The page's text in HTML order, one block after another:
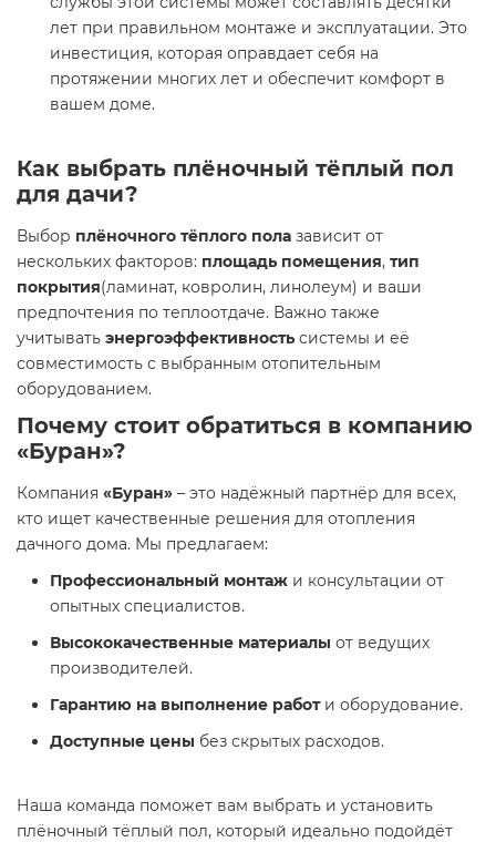
лет при правильном монтаже и эксплуатации. Это
инвестиция, которая оправдает себя на
протяжении многих лет и обеспечит комфорт в
вашем доме.
Как выбрать плёночный тёплый пол
для дачи?
Выбор плёночного тёплого пола зависит от
нескольких факторов: площадь помещения, тип
покрытия(ламинат, ковролин, линолеум) и ваши
предпочтения по теплоотдаче. Важно также
учитывать энергоэффективность системы и её
совместимость с выбранным отопительным
оборудованием.
Почему стоит обратиться в компанию
«Буран»?
Компания «Буран» – это надёжный партнёр для всех,
кто ищет качественные решения для отопления
дачного дома. Мы предлагаем:
Профессиональный монтаж и консультации от
опытных специалистов.
Высококачественные материалы от ведущих
производителей.
Гарантию на выполнение работи оборудование.
Доступные цены без скрытых расходов.
Наша команда поможет вам выбрать и установить
плёночный тёплый пол, который идеально подойдёт